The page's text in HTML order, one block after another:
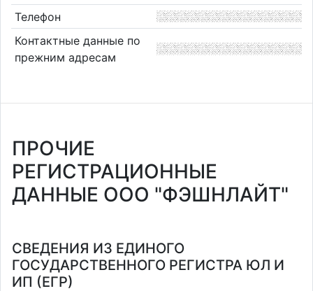
Телефон
Контактные данные по
прежним адресам
ПРОЧИЕ
РЕГИСТРАЦИОННЫЕ
ДАННЫЕ ООО "ФЭШНЛАЙТ"
СВЕДЕНИЯ ИЗ ЕДИНОГО
ГОСУДАРСТВЕННОГО РЕГИСТРА ЮЛ И
ИП (ЕГР)